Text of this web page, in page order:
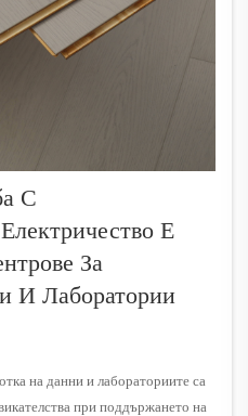
С
Е
За
И Лаборатории
на данни и лабораториите са
при поддържането на